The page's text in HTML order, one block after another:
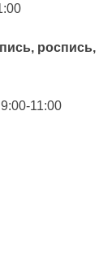
роспись,
11:00